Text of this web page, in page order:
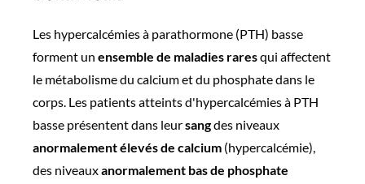
Les hypercalcémies à parathormone (PTH) basse
forment un ensemble de maladies raresqui affectent
le métabolisme du calcium et du phosphate dans le
corps. Les patients atteints d'hypercalcémies à PTH
basse présentent dans leursangdes niveaux
anormalement élevés de calcium (hypercalcémie),
des niveauxanormalement bas de phosphate